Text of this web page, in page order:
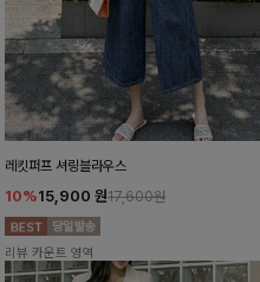
레킷퍼프 셔링블라우스
10%15,900 원17,600원
리뷰 카운트 영역